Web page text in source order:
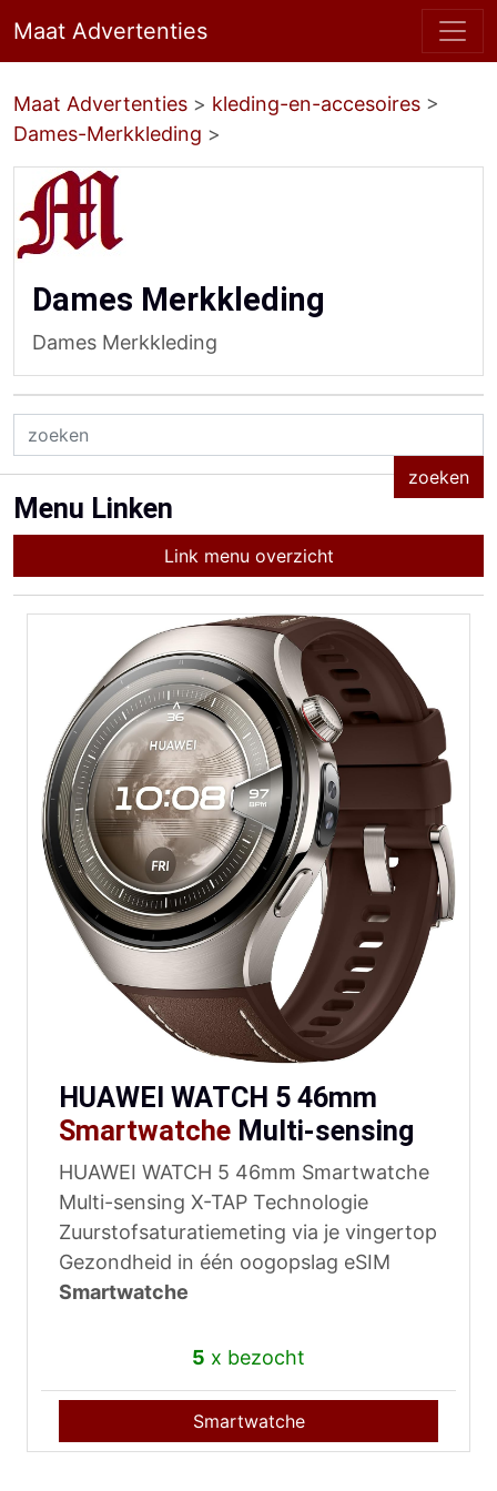
Maat Advertenties
Maat Advertenties > kleding-en-accesoires >
Dames-Merkkleding >
Dames Merkkleding
Dames Merkkleding
Menu Linken
Link menu overzicht
HUAWEI WATCH 5 46mm
Smartwatche Multi-sensing
HUAWEI WATCH 5 46mm Smartwatche
Multi-sensing X-TAP Technologie
Zuurstofsaturatiemeting via je vingertop
Gezondheid in één oogopslag eSIM
Smartwatche
5 x bezocht
Smartwatche